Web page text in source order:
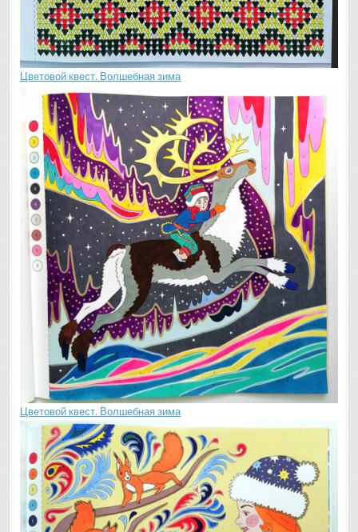
Цветовой квест. Волшебная зима
Цветовой квест. Волшебная зима